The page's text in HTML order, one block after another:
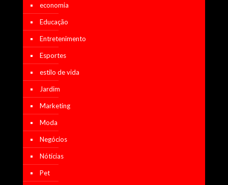
economia
Educação
Entretenimento
Esportes
estilo de vida
Jardim
Marketing
Moda
Negócios
Nótícias
Pet